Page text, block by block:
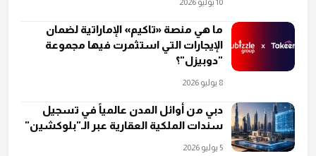
10 يوليو 2026
ما هي منصة «تاكيم» الإماراتية لضمان
الإيجارات التي استثمرت فيها مجموعة
"دوبيزل"؟
8 يوليو 2026
دبي من أوائل المدن عالمياً في تسجيل
سندات الملكية العقارية عبر الـ"بلوكشين"
5 يوليو 2026